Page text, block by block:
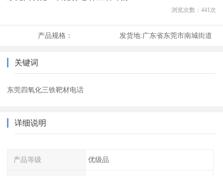
浏览次数： 441 次
产品规格： 发货地:广东省东莞市南城街道
关键词
东莞四氧化三铁靶材电话
详细说明
产品等级 优级品